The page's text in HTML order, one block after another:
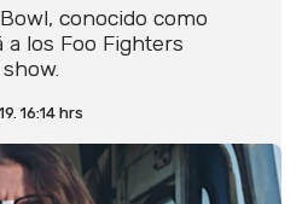
conocido como
a los Foo Fighters
16:14 hrs